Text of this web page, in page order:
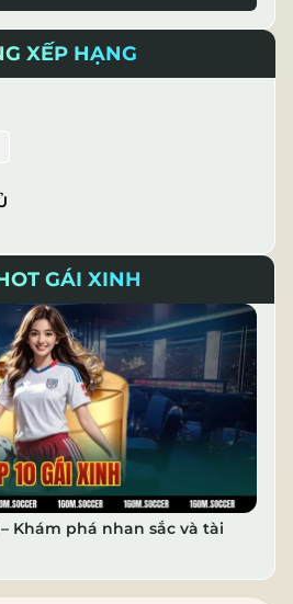
XẾP HẠNG
GÁI XINH
Khám phá nhan sắc và tài